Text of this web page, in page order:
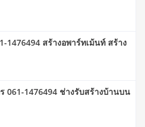
1476494 สร้างอพาร์ทเม้นท์ สร้าง
061-1476494 ช่างรับสร้างบ้านบน